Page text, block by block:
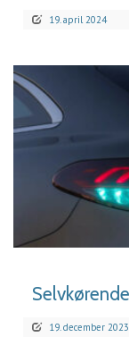
19. april 2024
19. december 2023